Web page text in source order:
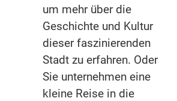
um mehr über die
Geschichte und Kultur
dieser faszinierenden
Stadt zu erfahren. Oder
Sie unternehmen eine
kleine Reise in die